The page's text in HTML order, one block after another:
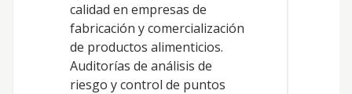
calidad en empresas de
fabricación y comercialización
de productos alimenticios.
Auditorías de análisis de
riesgo y control de puntos